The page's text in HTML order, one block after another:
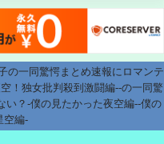
の一同驚愕まとめ速報にロマンテ
！独女批判殺到激闘編--の一同驚
い？-僕の見たかった夜空編--僕の
空編-